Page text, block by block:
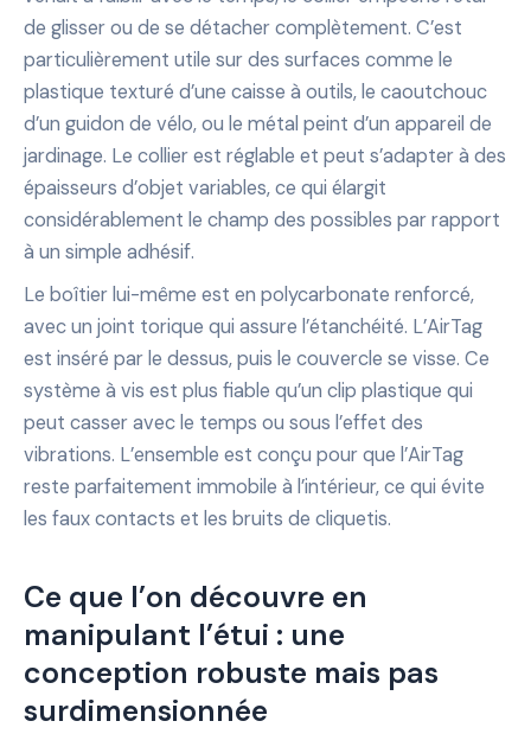
de glisser ou de se détacher complètement. C’est
particulièrement utile sur des surfaces comme le
plastique texturé d’une caisse à outils, le caoutchouc
d’un guidon de vélo, ou le métal peint d’un appareil de
jardinage. Le collier est réglable et peut s’adapter à des
épaisseurs d’objet variables, ce qui élargit
considérablement le champ des possibles par rapport
à un simple adhésif.
Le boîtier lui-même est en polycarbonate renforcé,
avec un joint torique qui assure l’étanchéité. L’AirTag
est inséré par le dessus, puis le couvercle se visse. Ce
système à vis est plus fiable qu’un clip plastique qui
peut casser avec le temps ou sous l’effet des
vibrations. L’ensemble est conçu pour que l’AirTag
reste parfaitement immobile à l’intérieur, ce qui évite
les faux contacts et les bruits de cliquetis.
Ce que l’on découvre en
manipulant l’étui : une
conception robuste mais pas
surdimensionnée